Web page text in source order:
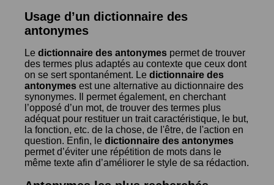
Usage d’un dictionnaire des
antonymes
Le dictionnaire des antonymes permet de trouver
des termes plus adaptés au contexte que ceux dont
on se sert spontanément. Le dictionnaire des
antonymes est une alternative au dictionnaire des
synonymes. Il permet également, en cherchant
l’opposé d’un mot, de trouver des termes plus
adéquat pour restituer un trait caractéristique, le but,
la fonction, etc. de la chose, de l'être, de l'action en
question. Enfin, le dictionnaire des antonymes
permet d’éviter une répétition de mots dans le
même texte afin d’améliorer le style de sa rédaction.